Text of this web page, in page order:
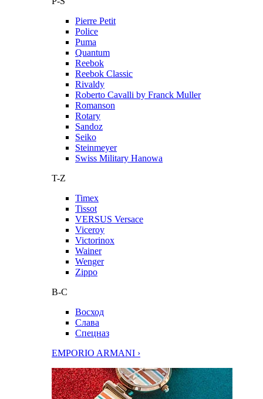
Pierre Petit
Police
Puma
Quantum
Reebok
Reebok Classic
Rivaldy
Roberto Cavalli by Franck Muller
Romanson
Rotary
Sandoz
Seiko
Steinmeyer
Swiss Military Hanowa
T-Z
Timex
Tissot
VERSUS Versace
Viceroy
Victorinox
Wainer
Wenger
Zippo
В-С
Восход
Слава
Спецназ
EMPORIO ARMANI ›